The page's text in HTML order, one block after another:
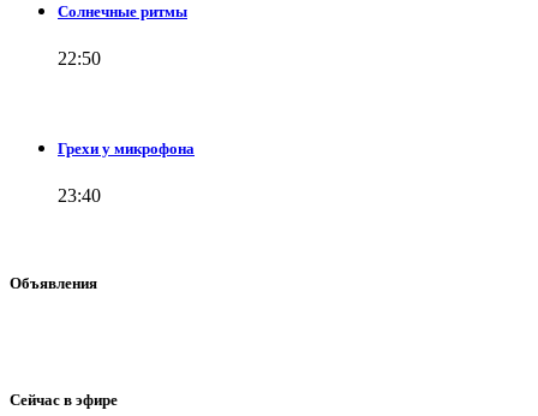
Солнечные ритмы
22:50
Грехи у микрофона
23:40
Объявления
Сейчас в эфире